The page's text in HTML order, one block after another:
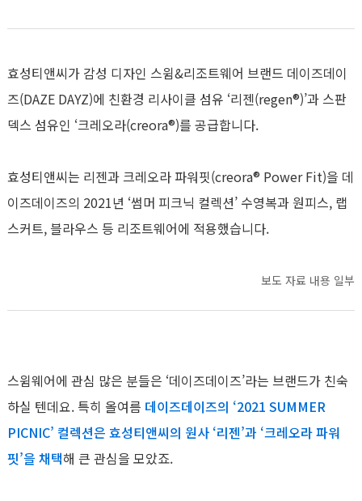
효성티앤씨가 감성 디자인 스윔&리조트웨어 브랜드 데이즈데이
즈(DAZE DAYZ)에 친환경 리사이클 섬유 ‘리젠(regen®)’과 스판
덱스 섬유인 ‘크레오라(creora®)를 공급합니다.
효성티앤씨는 리젠과 크레오라 파워핏(creora® Power Fit)을 데
이즈데이즈의 2021년 ‘썸머 피크닉 컬렉션’ 수영복과 원피스, 랩
스커트, 블라우스 등 리조트웨어에 적용했습니다.
보도 자료 내용 일부
스윔웨어에 관심 많은 분들은 ‘데이즈데이즈’라는 브랜드가 친숙
하실 텐데요. 특히 올여름 데이즈데이즈의 ‘2021 SUMMER
PICNIC’ 컬렉션은 효성티앤씨의 원사 ‘리젠’과 ‘크레오라 파워
핏’을 채택해 큰 관심을 모았죠.